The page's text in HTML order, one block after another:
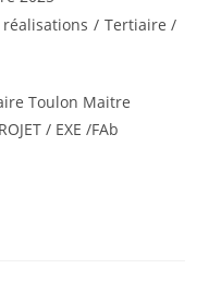
réalisations / Tertiaire /
Toulon Maitre
/ EXE /FAb